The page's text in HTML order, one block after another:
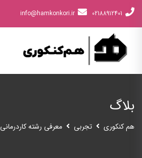
02188912401
info@hamkonkori.ir
بلاگ
هم کنکوری تجربی معرفی رشته کاردرمانی